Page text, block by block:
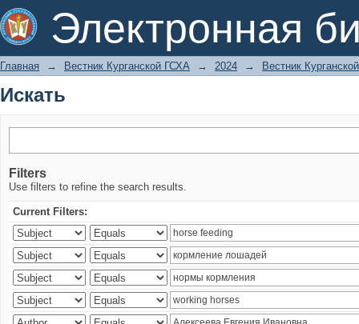
Электронная
Искать
Главная → Вестник Курганской ГСХА → 2024 → Вестник
Искать
Filters
Use filters to refine the search results.
Current Filters: